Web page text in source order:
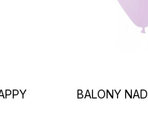
BALONY